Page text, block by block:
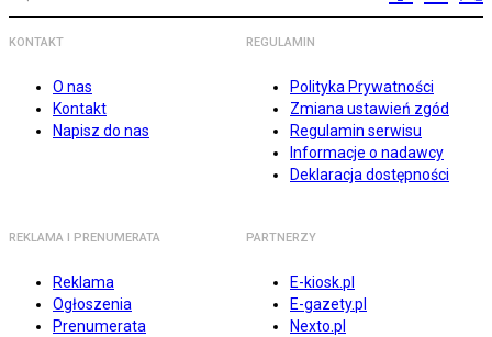
KONTAKT
O nas
Kontakt
Napisz do nas
REGULAMIN
Polityka Prywatności
Zmiana ustawień zgód
Regulamin serwisu
Informacje o nadawcy
Deklaracja dostępności
REKLAMA I PRENUMERATA
Reklama
Ogłoszenia
Prenumerata
PARTNERZY
E-kiosk.pl
E-gazety.pl
Nexto.pl